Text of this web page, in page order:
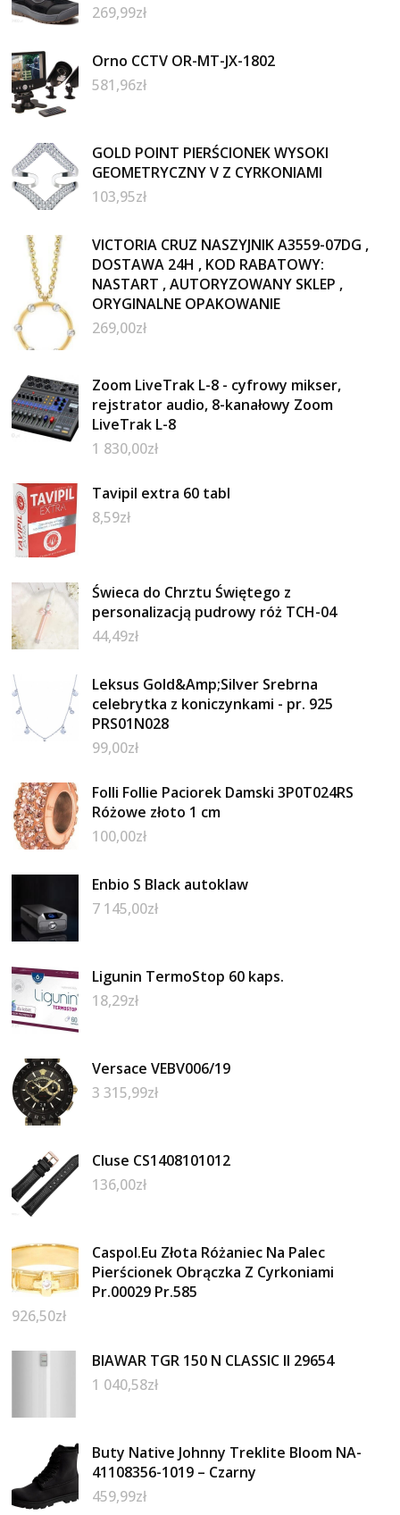
269,99zł
Orno CCTV OR-MT-JX-1802
581,96zł
GOLD POINT PIERŚCIONEK WYSOKI
GEOMETRYCZNY V Z CYRKONIAMI
103,95zł
VICTORIA CRUZ NASZYJNIK A3559-07DG ,
DOSTAWA 24H , KOD RABATOWY:
NASTART , AUTORYZOWANY SKLEP ,
ORYGINALNE OPAKOWANIE
269,00zł
Zoom LiveTrak L-8 - cyfrowy mikser,
rejstrator audio, 8-kanałowy Zoom
LiveTrak L-8
1 830,00zł
Tavipil extra 60 tabl
8,59zł
Świeca do Chrztu Świętego z
personalizacją pudrowy róż TCH-04
44,49zł
Leksus Gold&Amp;Silver Srebrna
celebrytka z koniczynkami - pr. 925
PRS01N028
99,00zł
Folli Follie Paciorek Damski 3P0T024RS
Różowe złoto 1 cm
100,00zł
Enbio S Black autoklaw
7 145,00zł
Ligunin TermoStop 60 kaps.
18,29zł
Versace VEBV006/19
3 315,99zł
Cluse CS1408101012
136,00zł
Caspol.Eu Złota Różaniec Na Palec
Pierścionek Obrączka Z Cyrkoniami
Pr.00029 Pr.585
926,50zł
BIAWAR TGR 150 N CLASSIC II 29654
1 040,58zł
Buty Native Johnny Treklite Bloom NA-
41108356-1019 – Czarny
459,99zł